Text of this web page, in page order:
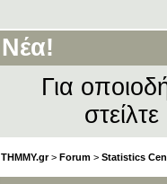
Νέα!
Για
THMMY.gr> Forum > Statistics